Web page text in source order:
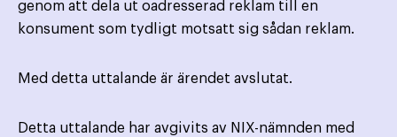
genom att dela ut oadresserad reklam till en
konsument som tydligt motsatt sig sådan reklam.
Med detta uttalande är ärendet avslutat.
Detta uttalande har avgivits av NIX-nämnden med